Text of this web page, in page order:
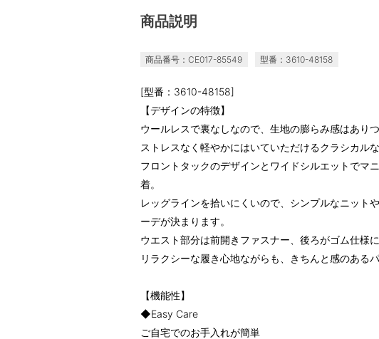
商品説明
商品番号：CE017-85549 型番：3610-48158
[型番：3610-48158]
【デザインの特徴】
ウールレスで裏なしなので、生地の膨らみ感はありつ
ストレスなく軽やかにはいていただけるクラシカル
フロントタックのデザインとワイドシルエットでマ
着。
レッグラインを拾いにくいので、シンプルなニット
ーデが決まります。
ウエスト部分は前開きファスナー、後ろがゴム仕様に
リラクシーな履き心地ながらも、きちんと感のあるパ
【機能性】
◆Easy Care
ご自宅でのお手入れが簡単